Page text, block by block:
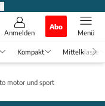
Anmelden
Abo
Menü
Kompakt Mittelklasse
motor und sport